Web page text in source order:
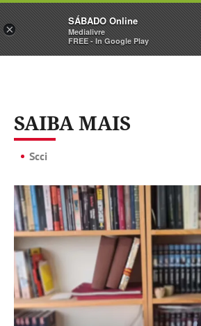
Sábado Assine
SAIBA MAIS
Scci
×
SÁBADO Online
Medialivre
FREE - In Google Play